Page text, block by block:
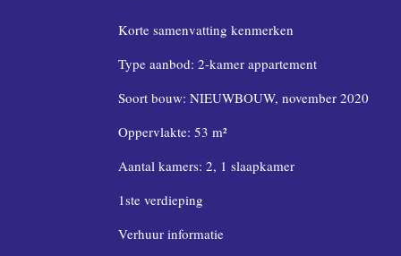
Korte samenvatting kenmerken
Type aanbod: 2-kamer appartement
Soort bouw: NIEUWBOUW, november 2020
Oppervlakte: 53 m²
Aantal kamers: 2, 1 slaapkamer
1ste verdieping
Verhuur informatie